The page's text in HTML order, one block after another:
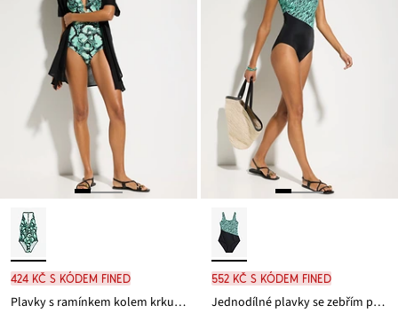
424 Kč s kódem FINED
Plavky s ramínkem kolem krku a zajímavě řešeným zadním dílem
552 Kč s kódem FINED
Jednodílné plavky se zebřím potiskem